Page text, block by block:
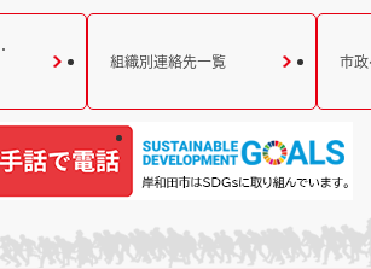
組織別連絡先一覧 市政